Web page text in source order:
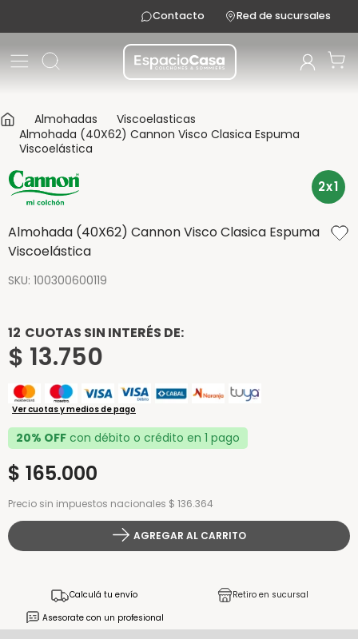
Contacto Red de sucursales
Almohadas
Viscoelasticas
Almohada (40X62) Cannon Visco Clasica Espuma
Viscoelástica
2x1
Almohada (40X62) Cannon Visco Clasica Espuma
Viscoelástica
SKU: 100300600119
12 CUOTAS SIN INTERÉS DE:
$ 13.750
Ver cuotas y medios de pago
20% OFF con débito o crédito en 1 pago
$ 165.000
Precio sin impuestos nacionales $ 136.364
AGREGAR AL CARRITO
Calculá tu envío
Retiro en sucursal
Asesorate con un profesional